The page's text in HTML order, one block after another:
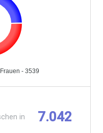
Frauen - 3539
in
7.042